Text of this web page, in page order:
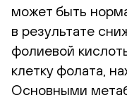
может быть
в результате
фолиевой
клетку фолата,
Основными